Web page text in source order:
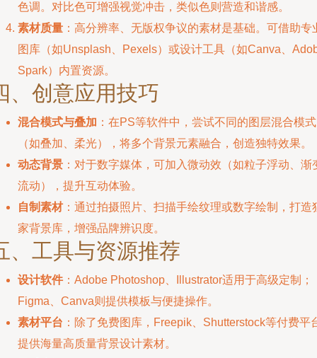
色调。对比色可增强视觉冲击，类似色则营造和谐感。
素材质量 ：高分辨率、无版权争议的素材是基础。可借助专
图库（如Unsplash、Pexels）或设计工具（如Canva、
Spark）内置资源。
、创意应用技巧
混合模式与叠加 ：在PS等软件中，尝试不同的图层混合模式
（如叠加、柔光），将多个背景元素融合，创造独特效果。
动态背景 ：对于数字媒体，可加入微动效（如粒子浮动、渐
流动），提升互动体验。
自制素材：通过拍摄照片、扫描手绘纹理或数字绘制，打造
家背景库，增强品牌辨识度。
、工具与资源推荐
设计软件：Adobe Photoshop、Illustrator适用于高级定制；
Figma、Canva则提供模板与便捷操作。
素材平台 ：除了免费图库，Freepik、Shutterstock等付费平
提供海量高质量背景设计素材。